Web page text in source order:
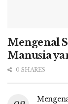
Mengenal
Manusia
0 SHARES